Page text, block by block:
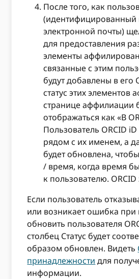
После того, как
(идентифицированный
электронной почты)
для предоставления
элементы
связанные с этим
будут добавлены в его
статус этих элементов
странице аффилиации
отображаться как «В
Пользователь ORCID
рядом с их именем, а
будет обновлена,
/ время, когда время
к пользователю. ORCID
Если пользователь
или возникает ошибка при
обновить пользователя
столбец Статус будет
образом обновлен. Видеть
принадлежности для
информации.